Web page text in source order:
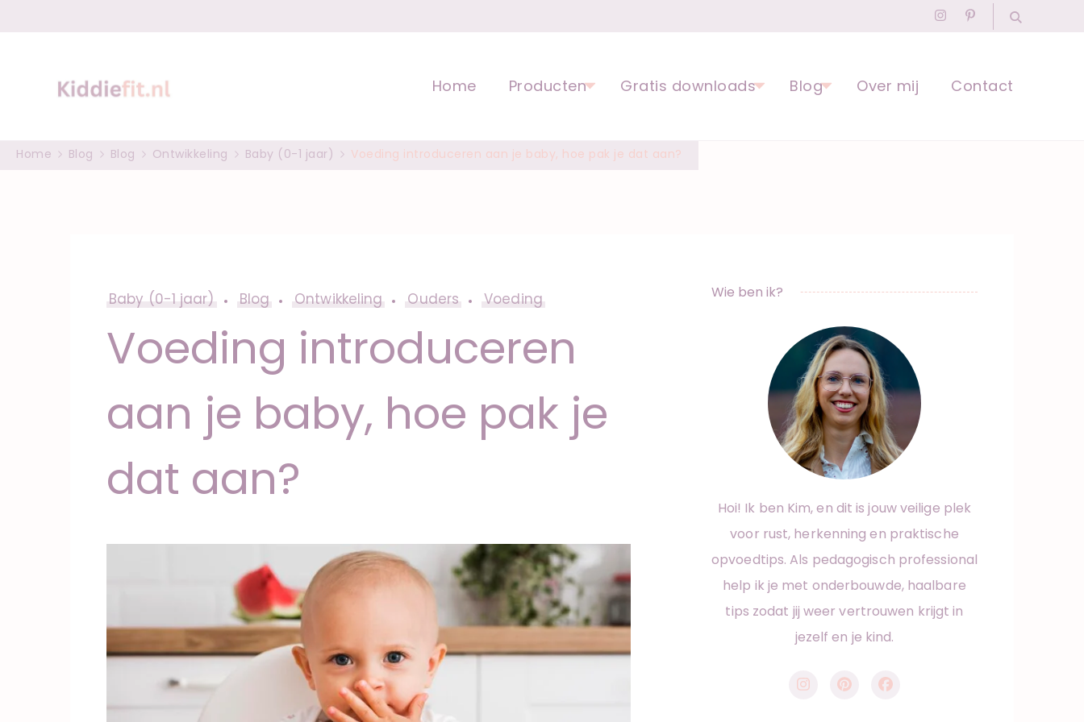
Spel, groei en opvoeding voor kinderen | Pedagogisch Professional
Home Producten Gratis downloads Blog Over mij Contact
Home Blog Blog Ontwikkeling Baby (0-1 jaar) Voeding introduceren aan je baby, hoe pak je dat aan?
Baby (0-1 jaar) Blog Ontwikkeling Ouders Voeding
Voeding introduceren
aan je baby, hoe pak je
dat aan?
Wie ben ik?
Hoi! Ik ben Kim, en dit is jouw veilige plek
voor rust, herkenning en praktische
opvoedtips. Als pedagogisch professional
help ik je met onderbouwde, haalbare
tips zodat jij weer vertrouwen krijgt in
jezelf en je kind.